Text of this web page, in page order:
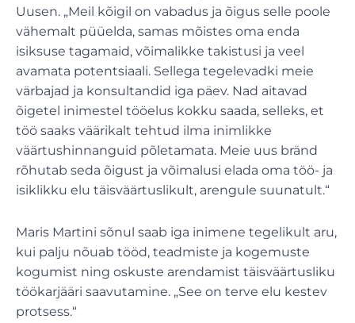
Uusen. „Meil kõigil on vabadus ja õigus selle poole
vähemalt püüelda, samas mõistes oma enda
isiksuse tagamaid, võimalikke takistusi ja veel
avamata potentsiaali. Sellega tegelevadki meie
värbajad ja konsultandid iga päev. Nad aitavad
õigetel inimestel tööelus kokku saada, selleks, et
töö saaks väärikalt tehtud ilma inimlikke
väärtushinnanguid põletamata. Meie uus bränd
rõhutab seda õigust ja võimalusi elada oma töö- ja
isiklikku elu täisväärtuslikult, arengule suunatult.“
Maris Martini sõnul saab iga inimene tegelikult aru,
kui palju nõuab tööd, teadmiste ja kogemuste
kogumist ning oskuste arendamist täisväärtusliku
töökarjääri saavutamine. „See on terve elu kestev
protsess.“